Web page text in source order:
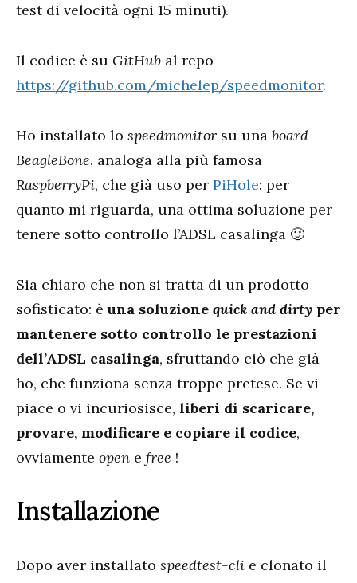
test di velocità ogni 15 minuti).
Il codice è su GitHub al repo
https://github.com/michelep/speedmonitor.
Ho installato lo speedmonitor su una board
BeagleBone, analoga alla più famosa
RaspberryPi, che già uso per PiHole: per
quanto mi riguarda, una ottima soluzione per
tenere sotto controllo l’ADSL casalinga 🙂
Sia chiaro che non si tratta di un prodotto
sofisticato: èuna soluzione quick and dirty per
mantenere sotto controllo le prestazioni
dell’ADSL casalinga, sfruttando ciò che già
ho, che funziona senza troppe pretese. Se vi
piace o vi incuriosisce, liberi di scaricare,
provare, modificare e copiare il codice,
ovviamente open e free !
Installazione
Dopo aver installato speedtest-cli e clonato il